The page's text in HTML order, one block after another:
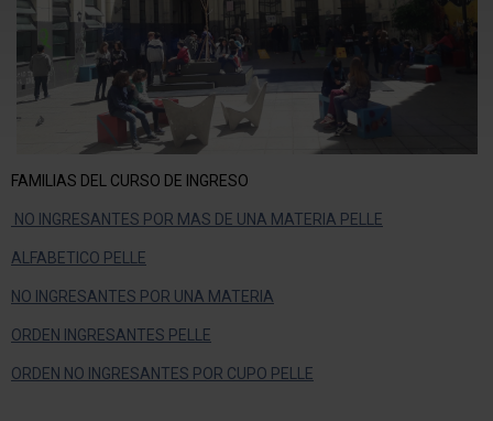
FAMILIAS DEL CURSO DE INGRESO
NO INGRESANTES POR MAS DE UNA MATERIA PELLE
ALFABETICO PELLE
NO INGRESANTES POR UNA MATERIA
ORDEN INGRESANTES PELLE
ORDEN NO INGRESANTES POR CUPO PELLE